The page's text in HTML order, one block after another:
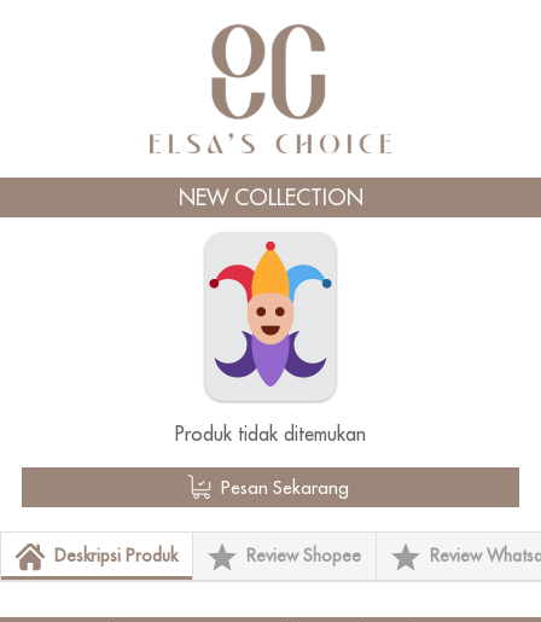
NEW COLLECTION
Produk tidak ditemukan
` Pesan Sekarang
Deskripsi Produk Review Shopee Review